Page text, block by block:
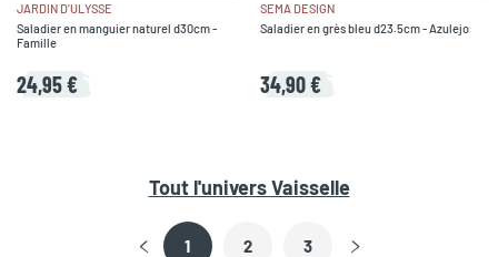
JARDIN D'ULYSSE
Saladier en manguier naturel d30cm -
Famille
24,95 €
SEMA DESIGN
Saladier en grès bleu d23.5cm - Azulejo
34,90 €
Tout l'universVaisselle
1 2 3